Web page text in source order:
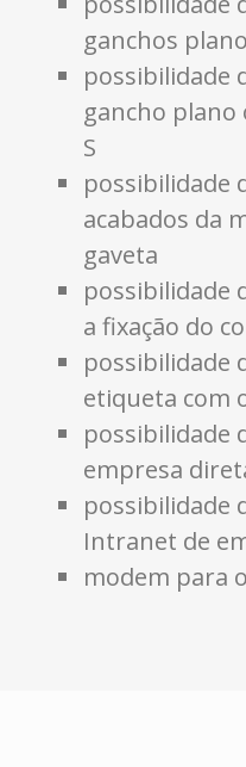
ganchos
possibilidade
gancho plano
S
possibilidade
acabados da
gaveta
possibilidade
a fixação do
possibilidade
etiqueta com
possibilidade
empresa
possibilidade
Intranet de
modem para